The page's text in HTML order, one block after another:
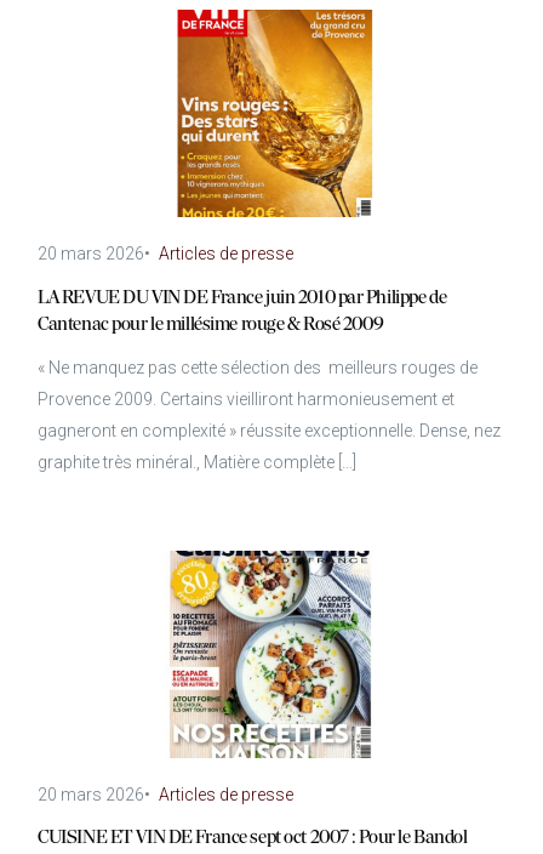
20 mars 2026• Articles de presse
LA REVUE DU VIN DE France juin 2010 par Philippe de
Cantenac pour le millésime rouge & Rosé 2009
« Ne manquez pas cette sélection des meilleurs rouges de
Provence 2009. Certains vieilliront harmonieusement et
gagneront en complexité » réussite exceptionnelle. Dense, nez
graphite très minéral., Matière complète […]
20 mars 2026• Articles de presse
CUISINE ET VIN DE France sept oct 2007 : Pour le Bandol